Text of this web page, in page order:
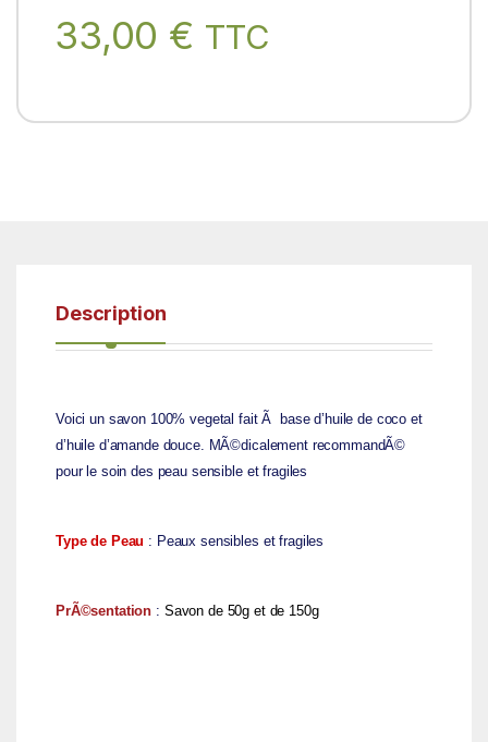
33,00 € TTC
Description
Voici un savon 100% vegetal fait Ã base d’huile de coco et
d’huile d’amande douce. MÃ©dicalement recommandÃ©
pour le soin des peau sensible et fragiles
Type de Peau : Peaux sensibles et fragiles
PrÃ©sentation : Savon de 50g et de 150g